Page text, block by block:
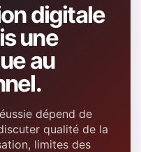
digitale
une
au
dépend de
qualité de la
limites des